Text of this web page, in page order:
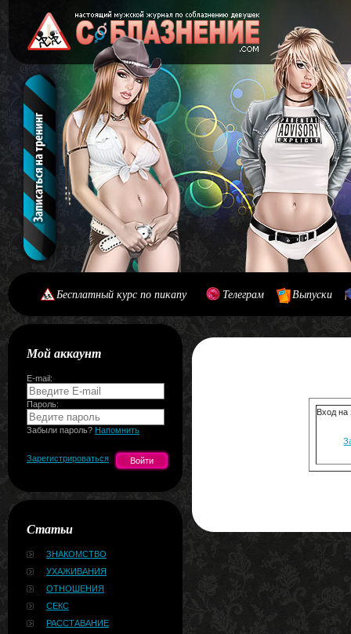
Бесплатный курс по пикапу Телеграм Выпуски
Мой аккаунт
E-mail:
Пароль:
Забыли пароль? Напомнить
Зарегистрироваться
Статьи
ЗНАКОМСТВО
УХАЖИВАНИЯ
ОТНОШЕНИЯ
СЕКС
РАССТАВАНИЕ
Вход на